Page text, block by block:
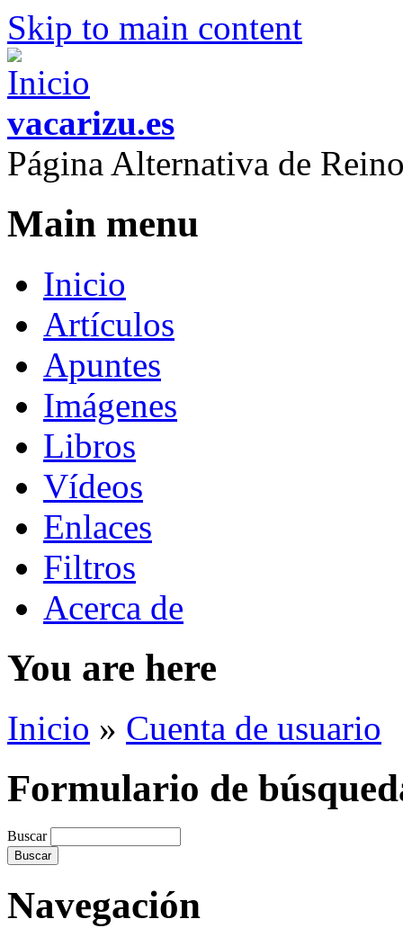
Skip to main content
vacarizu.es
Página Alternativa de
Main menu
Inicio
Artículos
Apuntes
Imágenes
Libros
Vídeos
Enlaces
Filtros
Acerca de
You are here
Inicio » Cuenta de usuario
Formulario de
Buscar
Navegación